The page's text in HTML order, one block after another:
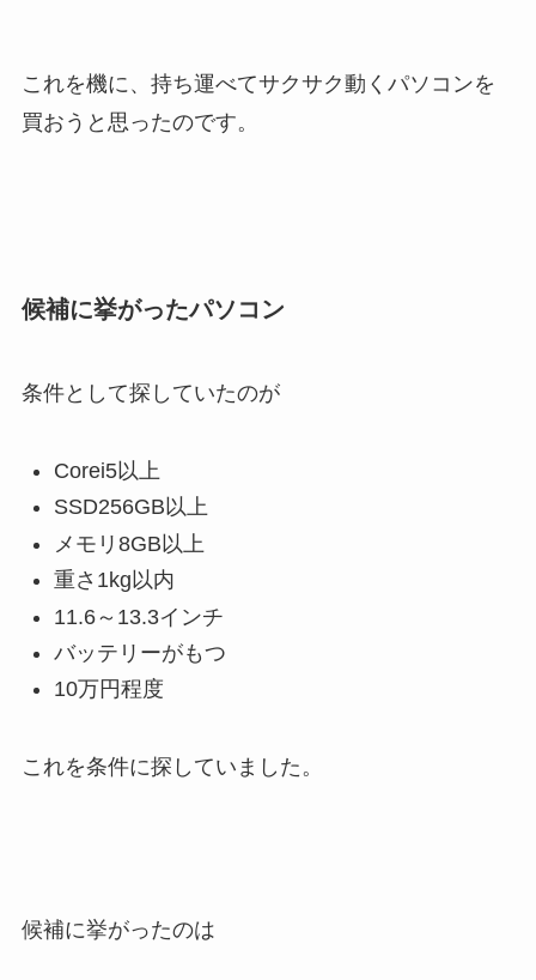
これを機に、持ち運べてサクサク動くパソコンを
買おうと思ったのです。
候補に挙がったパソコン
条件として探していたのが
Corei5以上
SSD256GB以上
メモリ8GB以上
重さ1kg以内
11.6～13.3インチ
バッテリーがもつ
10万円程度
これを条件に探していました。
候補に挙がったのは